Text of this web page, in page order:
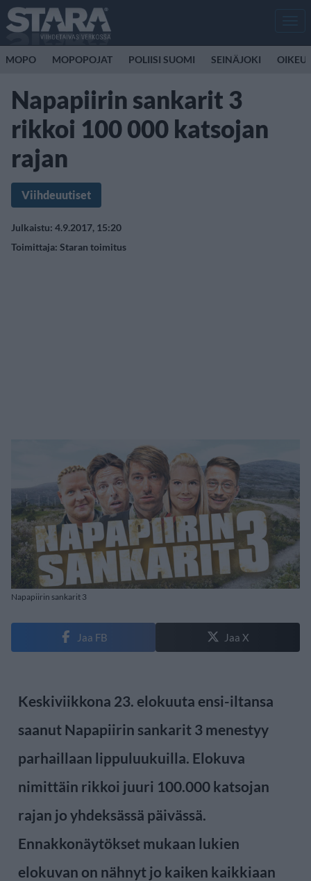
MOPO MOPOPOJAT POLIISI SUOMI SEINÄJOKI
Napapiirin sankarit 3
rikkoi 100 000 katsojan
rajan
Viihdeuutiset
Julkaistu: 4.9.2017, 15:20
Toimittaja: Staran toimitus
Napapiirin sankarit 3
Jaa FB Jaa X
Keskiviikkona 23. elokuuta ensi-iltansa
saanut Napapiirin sankarit 3 menestyy
parhaillaan lippuluukuilla. Elokuva
nimittäin rikkoi juuri 100.000 katsojan
rajan jo yhdeksässä päivässä.
Ennakkonäytökset mukaan lukien
elokuvan on nähnyt jo kaiken kaikkiaan